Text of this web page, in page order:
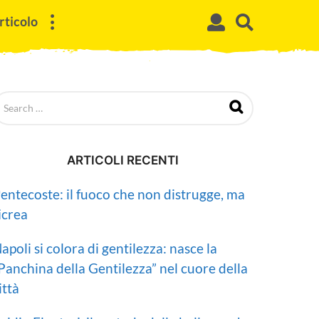
ARTICOLI RECENTI
il fuoco che non distrugge, ma
si colora di gentilezza: nasce la
della Gentilezza” nel cuore della